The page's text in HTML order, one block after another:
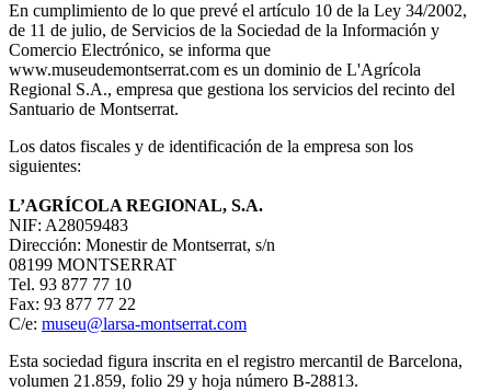
En cumplimiento de lo que prevé el artículo 10 de la Ley 34/2002,
de 11 de julio, de Servicios de la Sociedad de la Información y
Comercio Electrónico, se informa que
www.museudemontserrat.com es un dominio de L'Agrícola
Regional S.A., empresa que gestiona los servicios del recinto del
Santuario de Montserrat.
Los datos fiscales y de identificación de la empresa son los
siguientes:
L’AGRÍCOLA REGIONAL, S.A.
NIF: A28059483
Dirección: Monestir de Montserrat, s/n
08199 MONTSERRAT
Tel. 93 877 77 10
Fax: 93 877 77 22
C/e: museu@larsa-montserrat.com
Esta sociedad figura inscrita en el registro mercantil de Barcelona,
volumen 21.859, folio 29 y hoja número B-28813.